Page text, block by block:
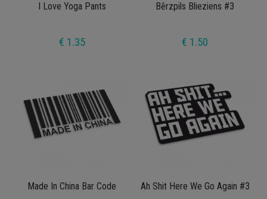
I Love Yoga Pants
€ 1.35
Bērzpils Blieziens #3
€ 1.50
Made In China Bar Code Ah Shit Here We Go Again #3